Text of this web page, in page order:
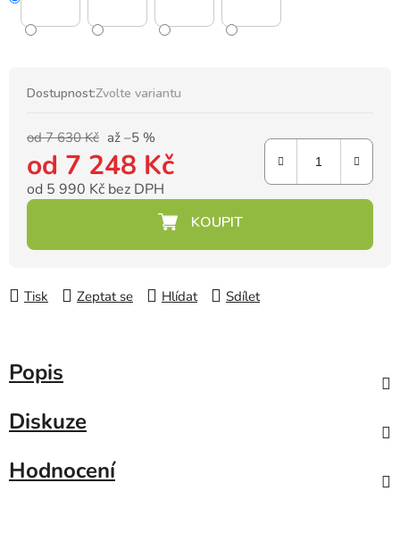
Dostupnost:Zvolte variantu
od 7 630 Kč až –5 %
od 7 248 Kč
od 5 990 Kč bez DPH
Tisk Zeptat se Hlídat Sdílet
Popis
Diskuze
Hodnocení